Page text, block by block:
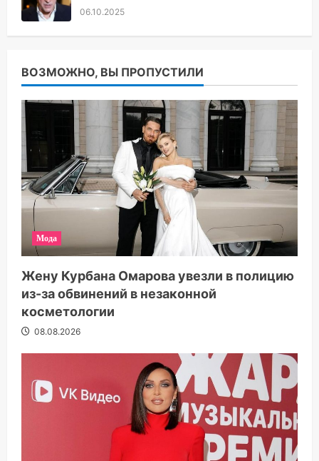
06.10.2025
ВОЗМОЖНО, ВЫ ПРОПУСТИЛИ
Мода
Жену Курбана Омарова увезли в полицию
из-за обвинений в незаконной
косметологии
08.08.2026